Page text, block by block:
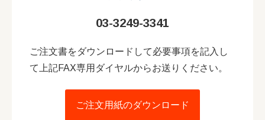
03-3249-3341
ご注文書をダウンロードして必要事項を記入し
て上記FAX専用ダイヤルからお送りください。
ご注文用紙のダウンロード